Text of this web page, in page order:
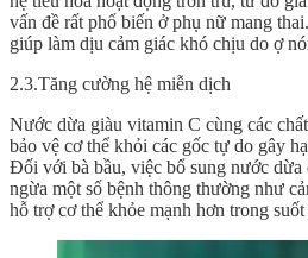
vấn đề rất phổ biến ở phụ nữ mang
giúp làm dịu cảm giác khó chịu do ợ
2.3.Tăng cường hệ miễn dịch
Nước dừa giàu vitamin C cùng các
bảo vệ cơ thể khỏi các gốc tự do gây
Đối với bà bầu, việc bổ sung nước dừa
ngừa một số bệnh thông thường như
hỗ trợ cơ thể khỏe mạnh hơn trong